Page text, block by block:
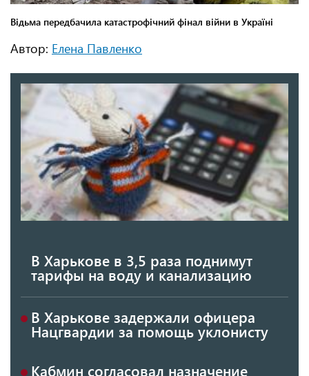
Автор: Елена Павленко
В Харькове в 3,5 раза поднимут
тарифы на воду и канализацию
В Харькове задержали офицера
Нацгвардии за помощь уклонисту
Кабмин согласовал назначение